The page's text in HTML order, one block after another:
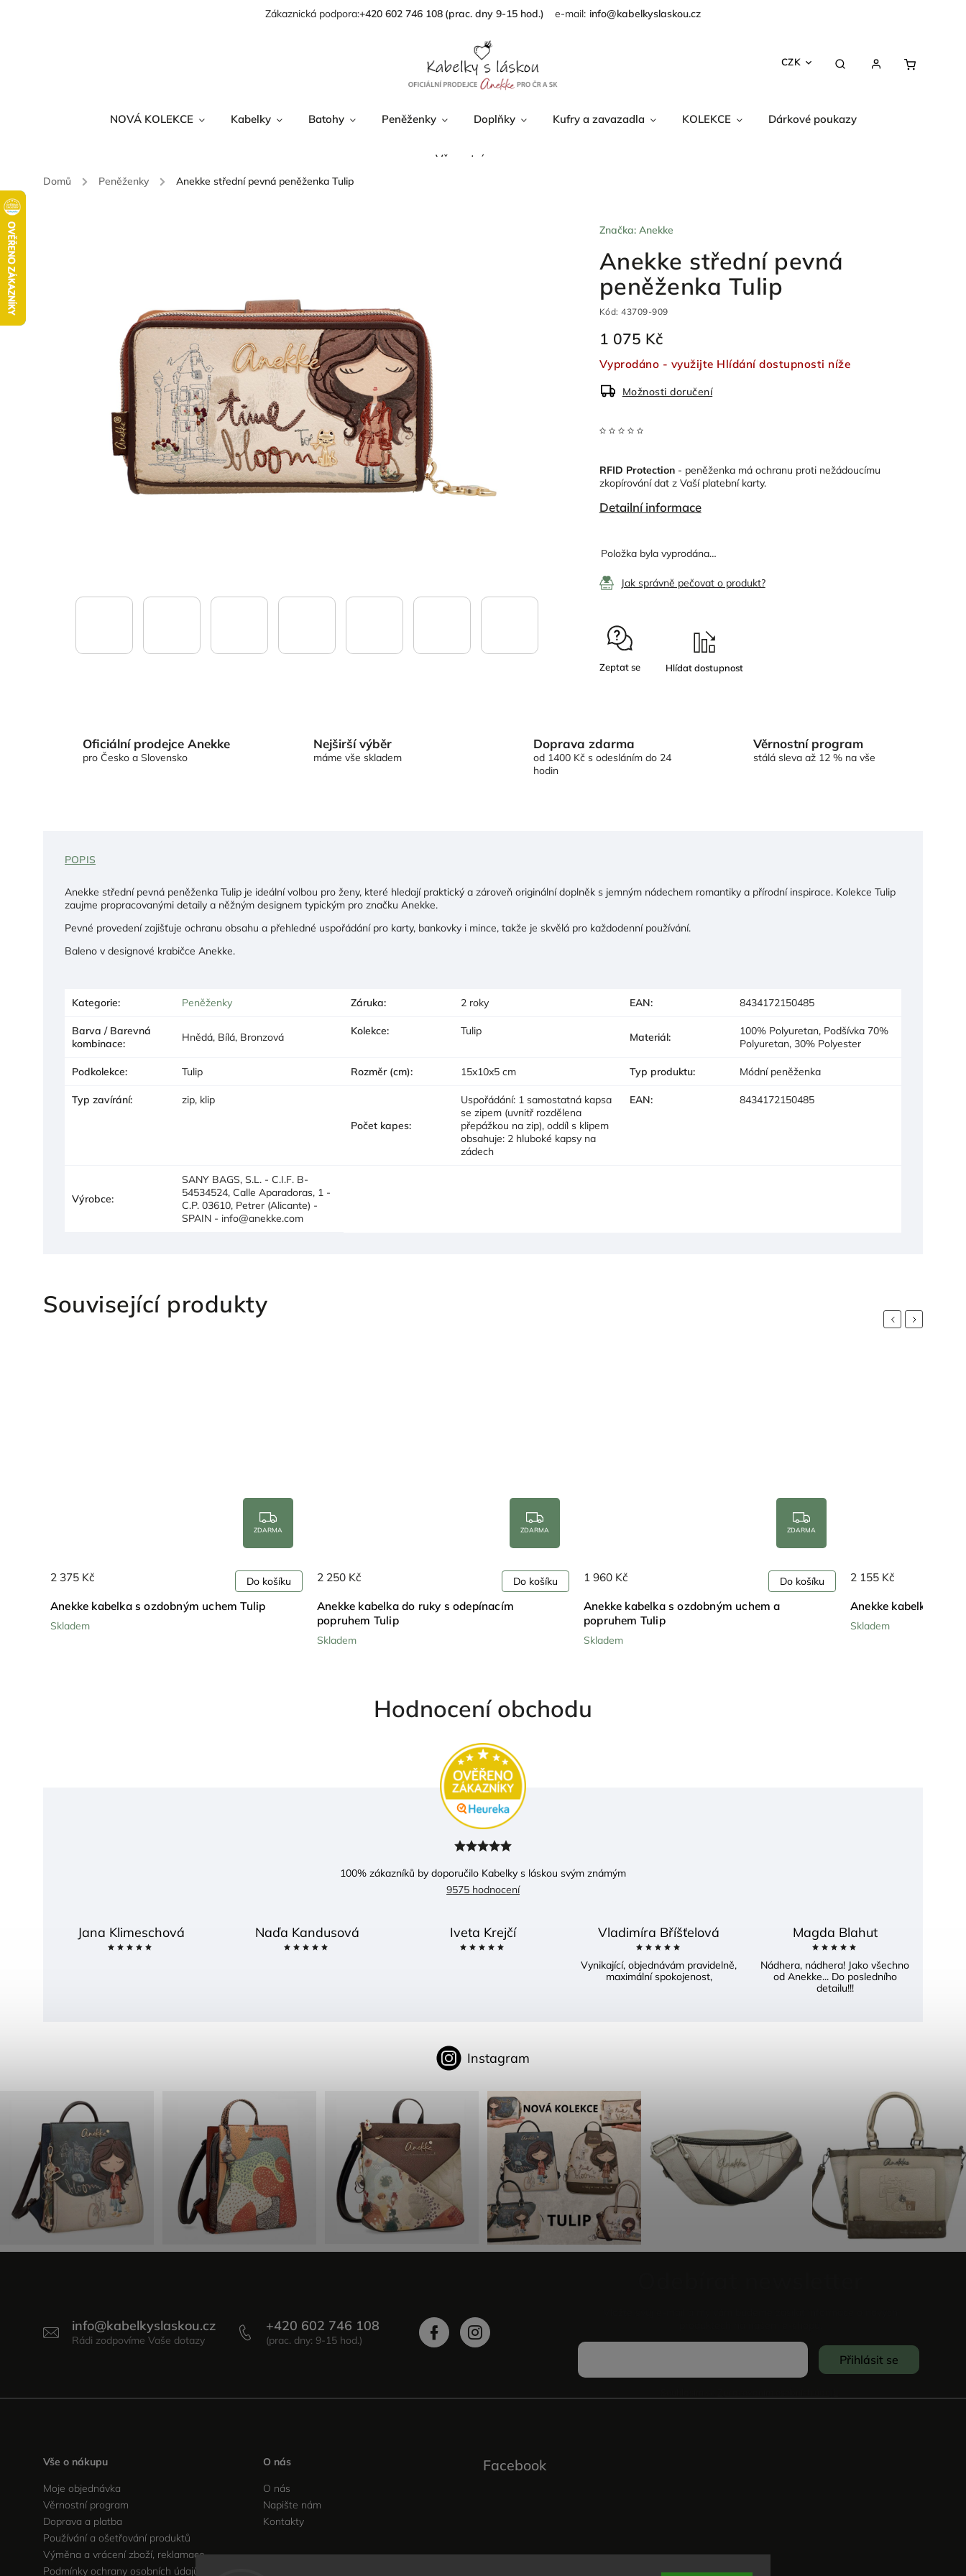
Zákaznická podpora:+420 602 746 108 info@kabelkyslaskou.cz
CZK
NOVÁ KOLEKCE Kabelky Batohy Peněženky Doplňky Kufry a zavazadla KOLEKCE Dárkové poukazy
Věrnostní program
Domů / Peněženky / Anekke střední pevná peněženka Tulip
Anekke střední pevná
peněženka Tulip
Kód: 43709-909
1 075 Kč
Vyprodáno - využijte Hlídání dostupnosti níže
Možnosti doručení
RFID Protection- peněženka má ochranu proti nežádoucímu
zkopírování dat z Vaší platební karty.
Detailní informace
Značka: Anekke
Položka byla vyprodána…
Jak správně pečovat o produkt?
Zeptat se
Oficiální prodejce Anekke
pro Česko a Slovensko
Nejširší výběr
máme vše skladem
Doprava zdarma
od 1400 Kč s odesláním do 24
hodin
Věrnostní program
stálá sleva až 12 % na vše
POPIS
Anekke střední pevná peněženka Tulip je ideální volbou pro ženy, které hledají praktický a zároveň originální doplněk s jemným nádechem romantiky a přírodní inspirace. Kolekce Tulip
zaujme propracovanými detaily a něžným designem typickým pro značku Anekke.
Pevné provedení zajišťuje ochranu obsahu a přehledné uspořádání pro karty, bankovky i mince, takže je skvělá pro každodenní používání.
Baleno v designové krabičce Anekke.
Kategorie: Peněženky Záruka: 2 roky EAN: 8434172150485
Barva / Barevná
kombinace: Hnědá, Bílá, Bronzová Kolekce: Tulip Materiál:
100% Polyuretan, Podšívka 70%
Polyuretan, 30% Polyester
Podkolekce: Tulip Rozměr (cm): 15x10x5 cm Typ produktu: Módní peněženka
Typ zavírání:
zip, klip
Počet kapes:
Uspořádání: 1 samostatná kapsa
se zipem (uvnitř rozdělena
přepážkou na zip), oddíl s klipem
obsahuje: 2 hluboké kapsy na
zádech
EAN: 8434172150485
Výrobce:
SANY BAGS, S.L. - C.I.F. B-
54534524, Calle Aparadoras, 1 -
C.P. 03610, Petrer (Alicante) -
SPAIN - info@anekke.com
Související produkty
Previous
ZDARMA
Anekke kabelka s ozdobným uchem Tulip
Skladem
2 375 Kč Do košíku
ZDARMA
Anekke kabelka do ruky s odepínacím
popruhem Tulip
Skladem
2 250 Kč Do košíku
ZDARMA
Anekke kabelka s ozdobným uchem a
popruhem Tulip
Skladem
1 960 Kč Do košíku
Anekke kabelka na
Skladem
2 155 Kč
Next
Hodnocení obchodu
100% zákazníků by doporučilo Kabelky s láskou svým známým
9575 hodnocení
Jana Klimeschová Naďa Kandusová Iveta Krejčí Vladimíra Bříšťelová
Vynikající, objednávám pravidelně,
maximální spokojenost,
Magda Blahut
Nádhera, nádhera! Jako všechno
od Anekke... Do posledního
detailu!!!
Instagram
info@kabelkyslaskou.cz +420 602 746 108
Přihlásit se
Vše o nákupu
Moje objednávka
Věrnostní program
Doprava a platba
Používání a ošetřování produktů
Výměna a vrácení zboží, reklamace
Podmínky ochrany osobních údajů
O nás
O nás
Napište nám
Kontakty
Facebook